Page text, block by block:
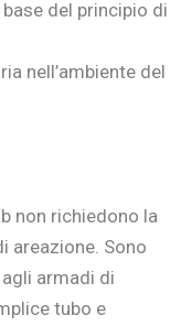
del principio di
nell’ambiente del
non richiedono la
areazione. Sono
armadi di
tubo e